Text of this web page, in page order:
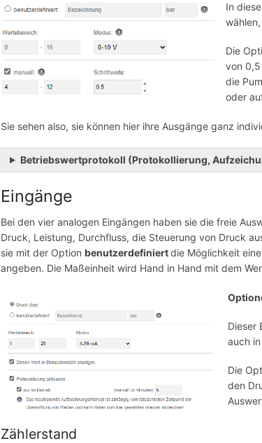
In
Die
von 0,5
die
oder
Sie sehen also, sie können hier ihre Ausgänge ganz
Betriebswertprotokoll (Protokollierung,
Eingänge
Bei den vier analogen Eingängen haben sie die freie
Druck, Leistung, Durchfluss, die Steuerung von Druck
sie mit der Option benutzerdefiniertdie Möglichkeit
angeben. Die Maßeinheit wird Hand in Hand mit dem
Dieser
auch
Die
den
Zählerstand